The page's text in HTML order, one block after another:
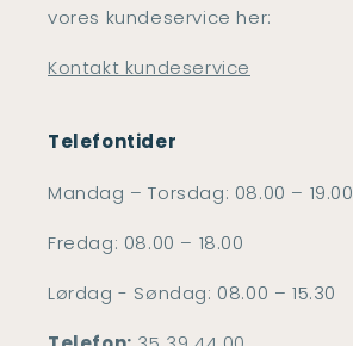
vores kundeservice her:
Kontakt kundeservice
Telefontider
Mandag – Torsdag: 08.00 – 19.00
Fredag: 08.00 – 18.00
Lørdag - Søndag: 08.00 – 15.30